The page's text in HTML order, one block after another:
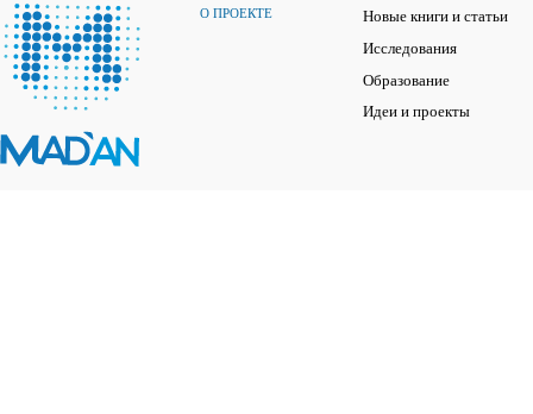
О ПРОЕКТЕ
Новые книги и статьи
Исследования
Образование
Идеи и проекты